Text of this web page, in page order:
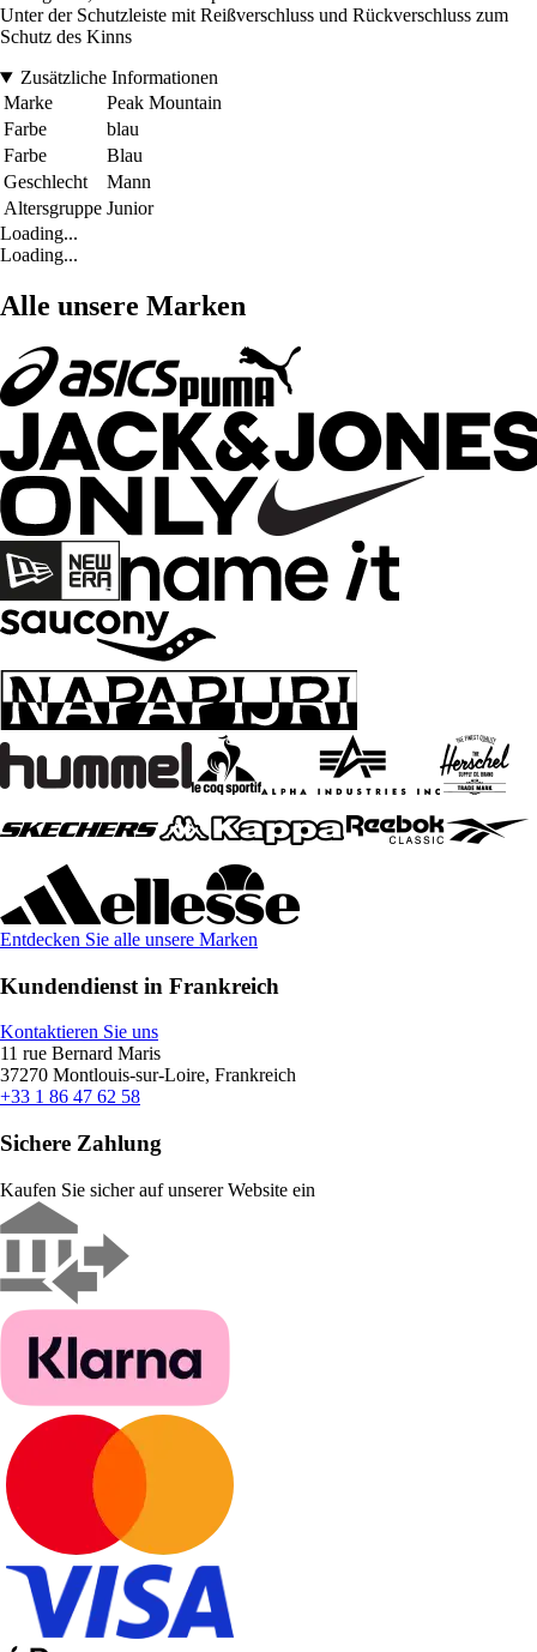
Unter der Schutzleiste mit Reißverschluss und Rückverschluss zum
Schutz des Kinns
Zusätzliche Informationen
Marke
Peak Mountain
Farbe
blau
Farbe
Blau
Geschlecht
Mann
Altersgruppe Junior
Loading...
Loading...
Alle unsere Marken
Entdecken Sie alle unsere Marken
Kundendienst in Frankreich
Kontaktieren Sie uns
11 rue Bernard Maris
37270 Montlouis-sur-Loire, Frankreich
+33 1 86 47 62 58
Sichere Zahlung
Kaufen Sie sicher auf unserer Website ein